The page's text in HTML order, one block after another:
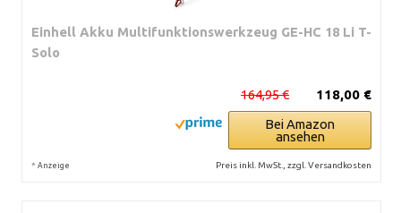
Einhell Akku Multifunktionswerkzeug GE-HC 18 Li T-
Solo
118,00 €
164,95 €
Bei Amazon
ansehen
* Anzeige Preis inkl. MwSt., zzgl. Versandkosten